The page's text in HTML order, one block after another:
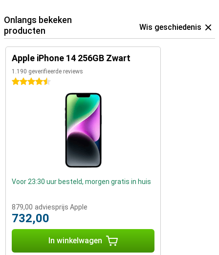
Onlangs bekeken
producten
Wis geschiedenis
Apple iPhone 14 256GB Zwart
1.190 geverifieerde reviews
4.5 sterren
Voor 23:30 uur besteld, morgen gratis in huis
879,00 adviesprijs Apple
732,00
In winkelwagen